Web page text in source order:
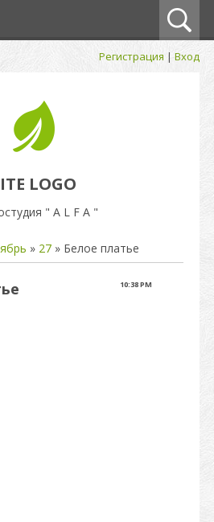
Регистрация |Вход
LOGO
" A L F A "
» 27 » Белое платье
10:38 PM